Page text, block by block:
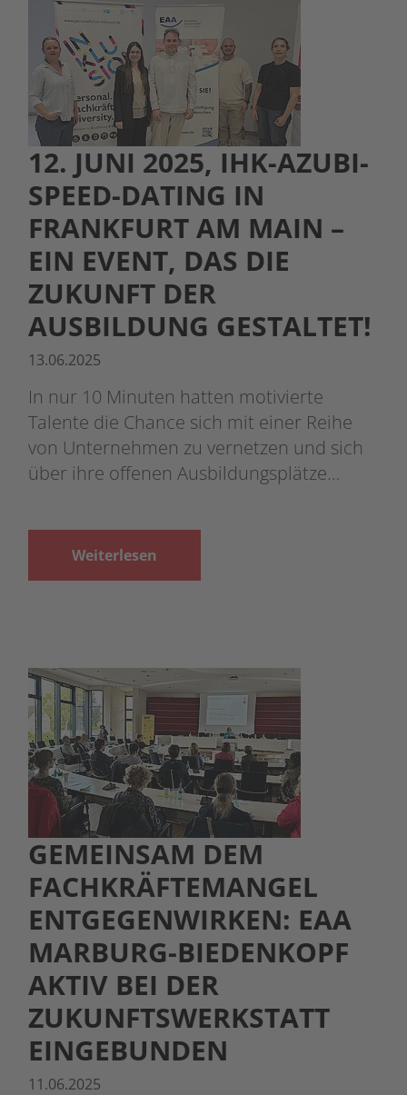
12. JUNI 2025, IHK-AZUBI-
SPEED-DATING IN
FRANKFURT AM MAIN –
EIN EVENT, DAS DIE
ZUKUNFT DER
AUSBILDUNG GESTALTET!
13.06.2025
In nur 10 Minuten hatten motivierte
Talente die Chance sich mit einer Reihe
von Unternehmen zu vernetzen und sich
über ihre offenen Ausbildungsplätze…
Weiterlesen
GEMEINSAM DEM
FACHKRÄFTEMANGEL
ENTGEGENWIRKEN: EAA
MARBURG-BIEDENKOPF
AKTIV BEI DER
ZUKUNFTSWERKSTATT
EINGEBUNDEN
11.06.2025